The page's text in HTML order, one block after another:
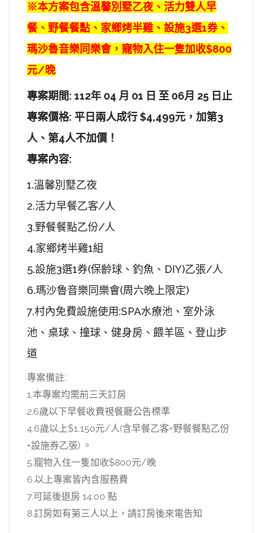
※本方案包含溫馨別墅乙夜、活力雙人早
餐、野餐餐點、家鄉烤半雞、設施3選1券、
瑪沙魯音樂同樂會，寵物入住一隻加收$800
元/晚
專案期間: 112年 04 月 01 日 至 06月 25 日止
專案價格: 平日兩人成行 $4,499元，加第3
人、第4人不加價！
專案內容:
1.溫馨別墅乙夜
2.活力早餐乙客/人
3.野餐餐點乙份/人
4.家鄉烤半雞1組
5.設施3選1券(保齡球、釣魚、DIY)乙張/人
6.瑪沙魯音樂同樂會(周六晚上限定)
7.村內免費設施使用:SPA水療池、室外泳
池、桌球、撞球、健身房、餵羊區、登山步
道
專案備註:
1.本專案均需前三天訂房
2.6歲以下早餐收費視餐廳公告標準
4.6歲以上$1,150元/人(含早餐乙客+野餐餐點乙份
+設施券乙張) 。
5.寵物入住一隻加收$800元/晚
6.以上專案皆內含服務費
7.可延後退房 14:00 點
8.訂房如有第三人以上，請訂房後來電告知